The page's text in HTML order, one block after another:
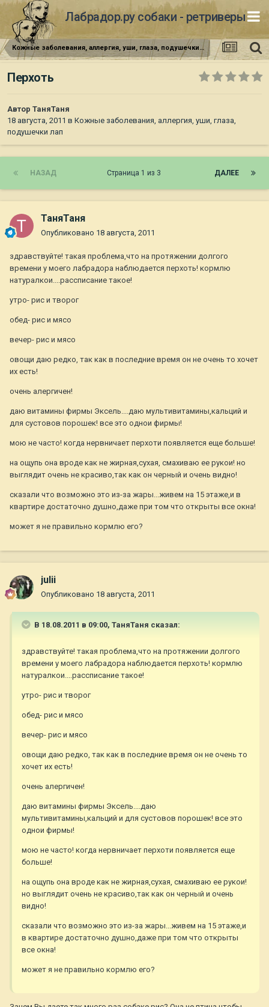
Лабрадор.ру собаки - ретриверы
Кожные заболевания, аллергия, уши, глаза, подушечки лап
Перхоть
Автор ТаняТаня
18 августа, 2011 в Кожные заболевания, аллергия, уши, глаза,
подушечки лап
НАЗАД ДАЛЕЕ
Страница 1 из 3
ТаняТаня
Опубликовано 18 августа, 2011
здравствуйте! такая проблема,что на протяжении долгого
времени у моего лабрадора наблюдается перхоть! кормлю
натуралкои....рассписание такое!
утро- рис и творог
обед- рис и мясо
вечер- рис и мясо
овощи даю редко, так как в последние время он не очень то хочет
их есть!
очень алергичен!
даю витамины фирмы Эксель....даю мультивитамины,кальций и
для сустовов порошек! все это однои фирмы!
мою не часто! когда нервничает перхоти появляется еще больше!
на ощупь она вроде как не жирная,сухая, смахиваю ее рукои! но
выглядит очень не красиво,так как он черный и очень видно!
сказали что возможно это из-за жары...живем на 15 этаже,и в
квартире достаточно душно,даже при том что открыты все окна!
может я не правильно кормлю его?
julii
Опубликовано 18 августа, 2011
В 18.08.2011 в 09:00, ТаняТаня сказал:
здравствуйте! такая проблема,что на протяжении долгого
времени у моего лабрадора наблюдается перхоть! кормлю
натуралкои....рассписание такое!
утро- рис и творог
обед- рис и мясо
вечер- рис и мясо
овощи даю редко, так как в последние время он не очень то
хочет их есть!
очень алергичен!
даю витамины фирмы Эксель....даю
мультивитамины,кальций и для сустовов порошек! все это
однои фирмы!
мою не часто! когда нервничает перхоти появляется еще
больше!
на ощупь она вроде как не жирная,сухая, смахиваю ее рукои!
но выглядит очень не красиво,так как он черный и очень
видно!
сказали что возможно это из-за жары...живем на 15 этаже,и
в квартире достаточно душно,даже при том что открыты
все окна!
может я не правильно кормлю его?